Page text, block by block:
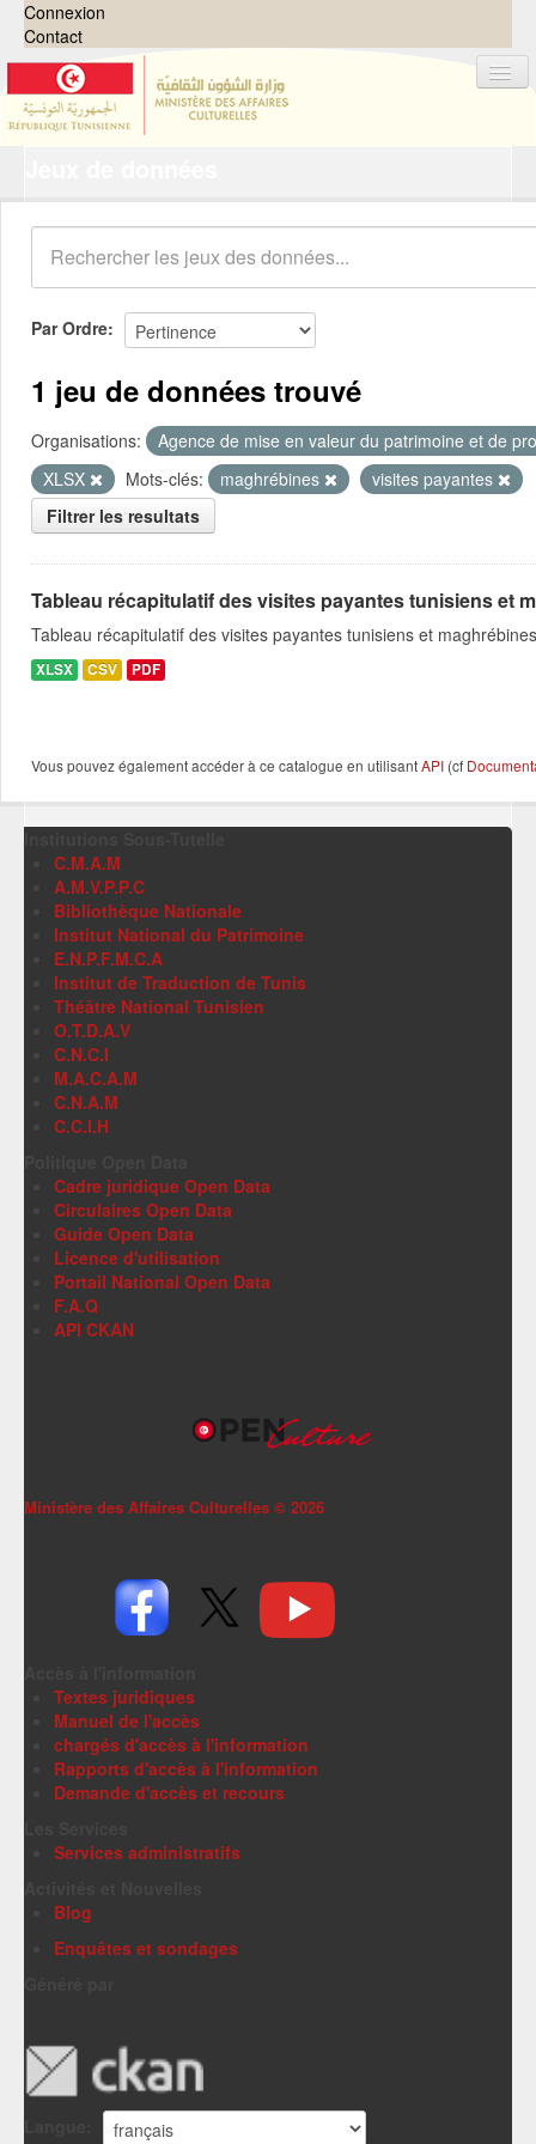
Connexion
Contact
Organisations
Groupes
Demandes 0
À propos
Par Ordre
1 jeu de données trouvé
Organisations:
Agence de mise en valeur du patrimoine et de
XLSX
Mots-clés: maghrébines
visites payantes
Filtrer les resultats
Tableau récapitulatif des visites payantes tunisiens et
Tableau récapitulatif des visites payantes tunisiens et
XLSX CSV PDF
Vous pouvez également accéder à ce catalogue en utilisantAPI (cf
C.M.A.M
A.M.V.P.P.C
Bibliothèque Nationale
Institut National du Patrimoine
E.N.P.F.M.C.A
Institut de Traduction de Tunis
Théâtre National Tunisien
O.T.D.A.V
C.N.C.I
M.A.C.A.M
C.N.A.M
C.C.I.H
Cadre juridique Open Data
Circulaires Open Data
Guide Open Data
Licence d'utilisation
Portail National Open Data
F.A.Q
API CKAN
Ministère des Affaires Culturelles © 2026
Textes juridiques
Manuel de l'accès
chargés d'accès à l'information
Rapports d'accès à l'information
Demande d'accès et recours
Services administratifs
Blog
Enquêtes et sondages